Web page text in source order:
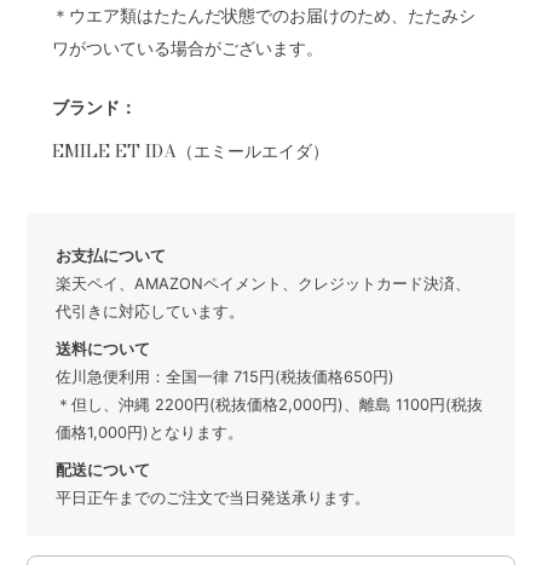
＊ウエア類はたたんだ状態でのお届けのため、たたみシ
ワがついている場合がございます。
ブランド：
EMILE ET IDA（エミールエイダ）
お支払について
楽天ペイ、AMAZONペイメント、クレジットカード決済、
代引きに対応しています。
送料について
佐川急便利用：全国一律 715円(税抜価格650円)
＊但し、沖縄 2200円(税抜価格2,000円)、離島 1100円(税抜
価格1,000円)となります。
配送について
平日正午までのご注文で当日発送承ります。